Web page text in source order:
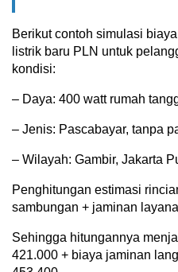
Berikut contoh simulasi
listrik baru PLN untuk
kondisi:
– Daya: 400 watt rumah
– Jenis: Pascabayar, tanpa
– Wilayah: Gambir, Jakarta
Penghitungan estimasi
sambungan + jaminan
Sehingga hitungannya
421.000 + biaya jaminan